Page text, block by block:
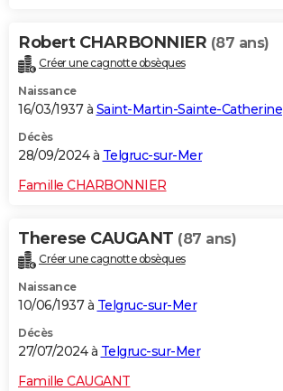
Robert CHARBONNIER (87 ans)
Créer une cagnotte obsèques
Naissance
16/03/1937 à Saint-Martin-Sainte-Catherine
Décès
28/09/2024 à Telgruc-sur-Mer
Famille CHARBONNIER
Therese CAUGANT (87 ans)
Créer une cagnotte obsèques
Naissance
10/06/1937 à Telgruc-sur-Mer
Décès
27/07/2024 à Telgruc-sur-Mer
Famille CAUGANT